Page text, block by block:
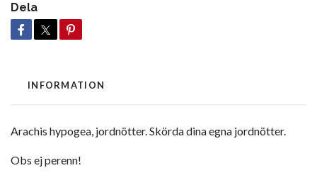
Dela
INFORMATION
Arachis hypogea, jordnötter. Skörda dina egna jordnötter.
Obs ej perenn!